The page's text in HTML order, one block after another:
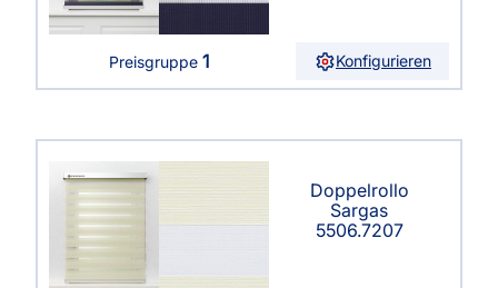
Preisgruppe 1 Konfigurieren
Doppelrollo
Sargas
5506.7207